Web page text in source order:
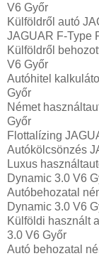
V6 Győr
Külföldről autó
JAGUAR F-Type
Külföldről
V6 Győr
Autóhitel
Győr
Német
Győr
Flottalízing
Autókölcsönzés
Luxus
Dynamic 3.0 V6
Autóbehozatal
Dynamic 3.0 V6
Külföldi használt
3.0 V6 Győr
Autó behozatal